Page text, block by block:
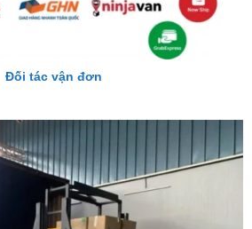
Đối tác vận đơn